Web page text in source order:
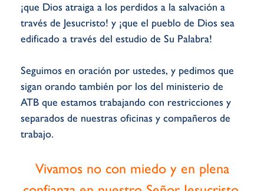
¡que Dios atraiga a los perdidos a la salvación a
través de Jesucristo! y ¡que el pueblo de Dios sea
edificado a través del estudio de Su Palabra!
Seguimos en oración por ustedes, y pedimos que
sigan orando también por los del ministerio de
ATB que estamos trabajando con restricciones y
separados de nuestras oficinas y compañeros de
trabajo.
Vivamos no con miedo y en plena